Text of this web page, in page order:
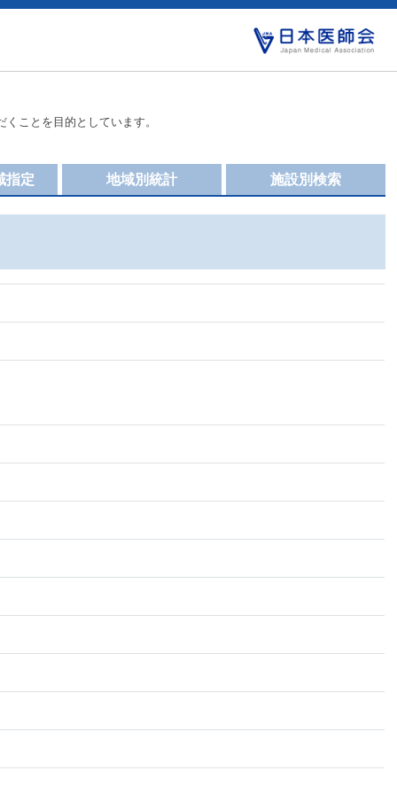
ことを目的としています。
施設別検索
地域別統計
指定